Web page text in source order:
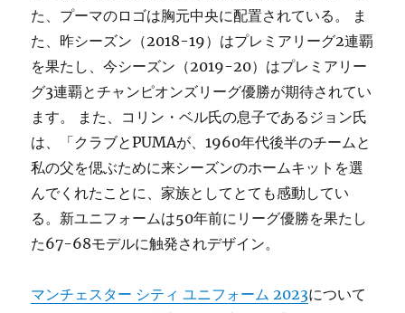
た、プーマのロゴは胸元中央に配置されている。 ま
た、昨シーズン（2018-19）はプレミアリーグ2連覇
を果たし、今シーズン（2019-20）はプレミアリー
グ3連覇とチャンピオンズリーグ優勝が期待されてい
ます。 また、コリン・ベル氏の息子であるジョン氏
は、「クラブとPUMAが、1960年代後半のチームと
私の父を偲ぶために来シーズンのホームキットを選
んでくれたことに、家族としてとても感動してい
る。新ユニフォームは50年前にリーグ優勝を果たし
た67-68モデルに触発されデザイン。
マンチェスター シティ ユニフォーム 2023について